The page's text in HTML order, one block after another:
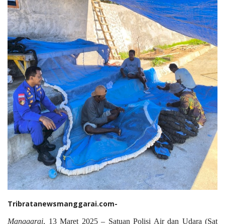
Tribratanewsmanggarai.com-
Manggarai, 13 Maret 2025 – Satuan Polisi Air dan Udara (Sat